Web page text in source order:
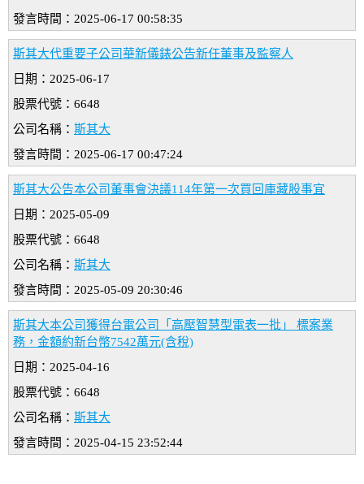
發言時間：2025-06-17 00:58:35
斯其大代重要子公司華新儀錶公告新任董事及監察人
日期：2025-06-17
股票代號：6648
公司名稱： 斯其大
發言時間：2025-06-17 00:47:24
斯其大公告本公司董事會決議114年第一次買回庫藏股事宜
日期：2025-05-09
股票代號：6648
公司名稱： 斯其大
發言時間：2025-05-09 20:30:46
斯其大本公司獲得台電公司「高壓智慧型電表一批」 標案業
務，金額約新台幣7542萬元(含稅)
日期：2025-04-16
股票代號：6648
公司名稱： 斯其大
發言時間：2025-04-15 23:52:44